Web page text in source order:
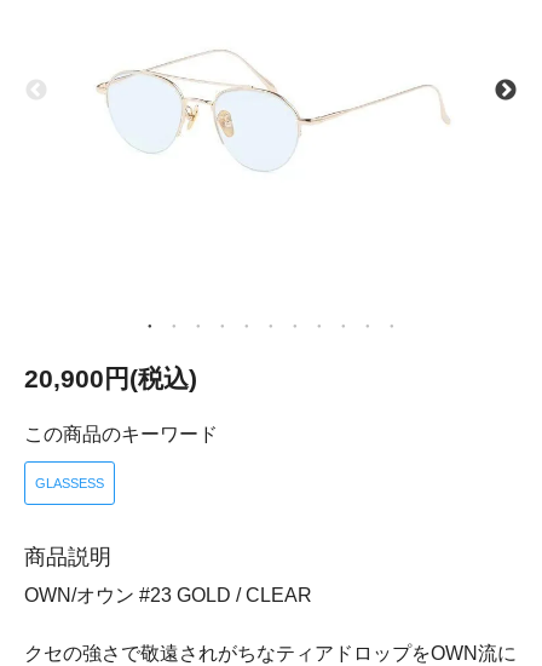
20,900円(税込)
この商品のキーワード
GLASSESS
商品説明
OWN/オウン #23 GOLD / CLEAR
クセの強さで敬遠されがちなティアドロップをOWN流に